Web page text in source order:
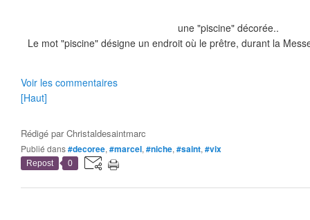
une "piscine" décorée..
Le mot "piscine" désigne un endroit où le prêtre, durant la
Voir les commentaires
[Haut]
Rédigé parChristaldesaintmarc
Publié dans#decoree, #marcel, #niche, #saint, #vix
Repost 0